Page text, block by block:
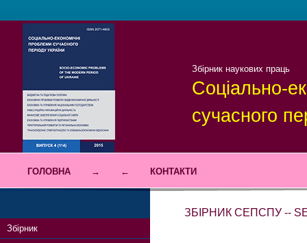
Збірник наукових праць
Соціально-
сучасного
ГОЛОВНА → ← КОНТАКТИ
Збірник
ЗБІРНИК СЕПСПУ --